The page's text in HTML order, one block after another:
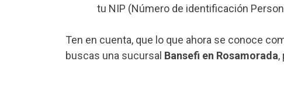
tu NIP (Número de identificación
Ten en cuenta, que lo que ahora se conoce
buscas una sucursal Bansefi en Rosamorada,